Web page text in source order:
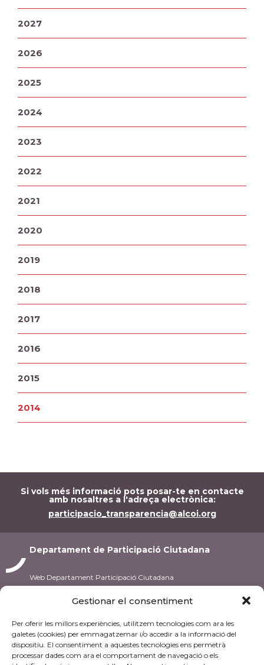
Gestionar el consentiment
Per oferir les millors experiències, utilitzem tecnologies com ara les
galetes (cookies) per emmagatzemar i/o accedir a la informació del
dispositiu. El consentiment a aquestes tecnologies ens permetrà
processar dades com ara el comportament de navegació o els
2027
2026
2025
2024
2023
2022
2021
2020
2019
2018
2017
2016
2015
2014
Si vols més informació pots posar-te en contacte
amb nosaltres a l'adreça electrònica:
participacio_transparencia@alcoi.org
Departament de Participació Ciutadana
Web Departament Participació Ciutadana
03801 Alcoi
Tel.: 96 553 72 02
De dilluns a divendres
de 10 a 14h.